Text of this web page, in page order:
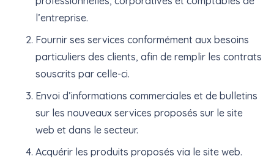
l’entreprise.
Fournir ses services conformément aux besoins
particuliers des clients, afin de remplir les contrats
souscrits par celle-ci.
Envoi d’informations commerciales et de bulletins
sur les nouveaux services proposés sur le site
web et dans le secteur.
Acquérir les produits proposés via le site web.